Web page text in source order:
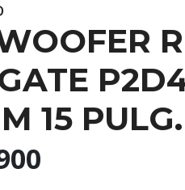
15 PULG.